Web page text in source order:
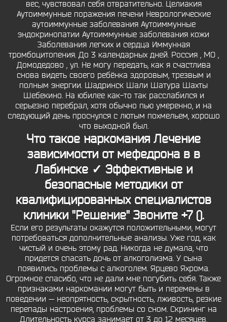
вес, чувствовал себя отвратительно. Целиакия
Аутоиммунные поражения печени Неврологические
аутоиммунные заболевания Аутоиммунные
эндокринопатии Аутоиммунные заболевания кожи
Заболевания легких и сердца Иммунная
тромбоцитопения. До 3 календарных дней. Россия , МО ,
Домодедово , ул. Не могу передать, как я счастлива
снова видеть своего ребёнка здоровым, трезвым и
полным энергии. Шадринск Шали Шатура Шахты
Шебекино. На юбилее как-то так расслабился и
серьезно перебрал, хотя обычно пью умеренно, и на
следующий день проснулся с лютым похмельем, хорошо
что выходной был.
Что такое наркомания Лечение
зависимости от мефедрона в в
Лабинске ✓ Эффективные и
безопасные методики от
квалифицированных специалистов
клиники "Решение" Звоните +7 ().
Если его результаты окажутся положительными, могут
потребоваться дополнительные анализы. Уже год, как
чистый и очень этому рад. Никогда не думала, что
придется спасать дочь от алкоголизма. У сына
появились проблемы с алкоголем. Ярцево Яхрома.
Огромное спасибо, что не дали мне погубить себя. Также
признаками наркомании могут быть и перемены в
поведении — неопрятность, скрытность, лживость, резкие
перепады настроения, проблемы со сном. Скрининг на
Длительность курса занимает от 3 до 12 месяцев.